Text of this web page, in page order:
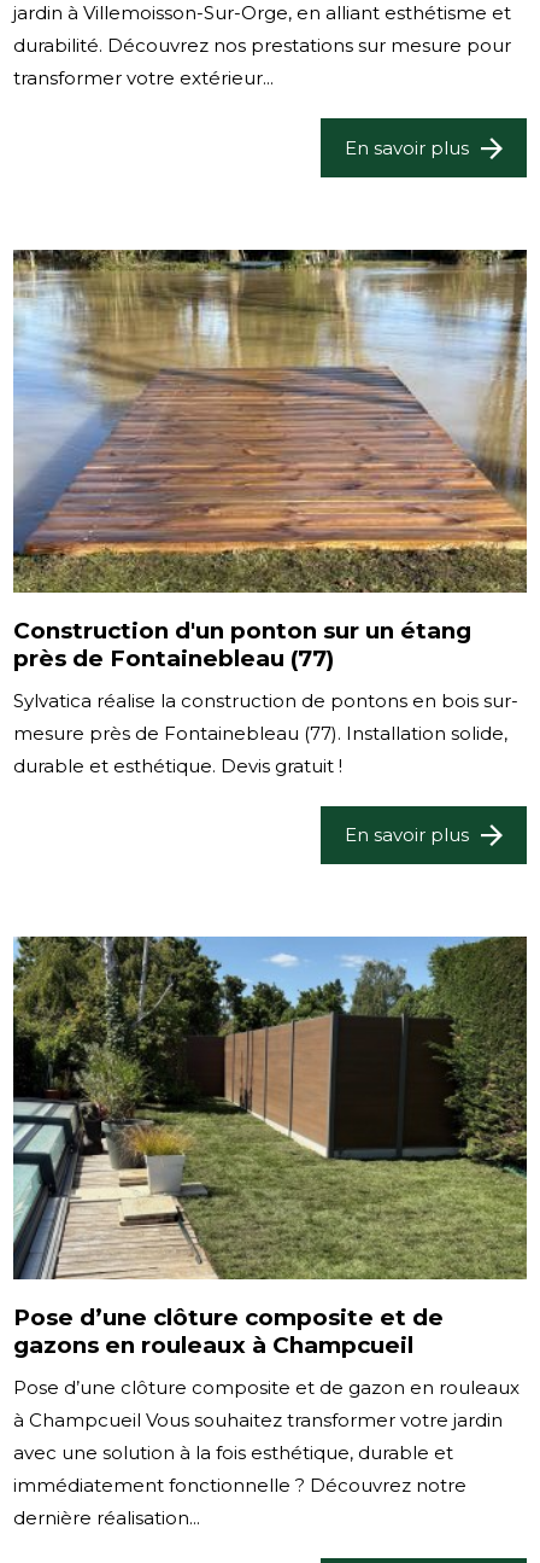
jardin à Villemoisson-Sur-Orge, en alliant esthétisme et
durabilité. Découvrez nos prestations sur mesure pour
transformer votre extérieur...
En savoir plus
Construction d'un ponton sur un étang
près de Fontainebleau (77)
Sylvatica réalise la construction de pontons en bois sur-
mesure près de Fontainebleau (77). Installation solide,
durable et esthétique. Devis gratuit !
En savoir plus
Pose d’une clôture composite et de
gazons en rouleaux à Champcueil
Pose d’une clôture composite et de gazon en rouleaux
à Champcueil Vous souhaitez transformer votre jardin
avec une solution à la fois esthétique, durable et
immédiatement fonctionnelle ? Découvrez notre
dernière réalisation...